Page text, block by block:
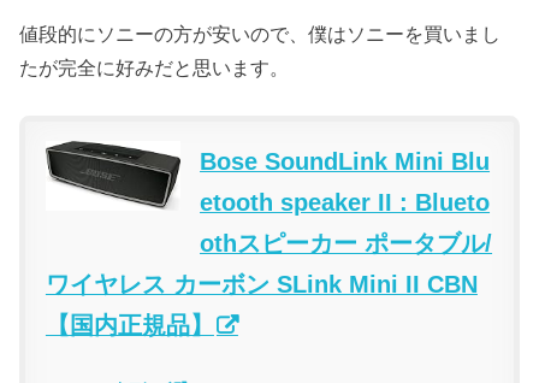
値段的にソニーの方が安いので、僕はソニーを買いまし
たが完全に好みだと思います。
Bose SoundLink Mini Blu
etooth speaker II : Blueto
othスピーカー ポータブル/
ワイヤレス カーボン SLink Mini II CBN
【国内正規品】